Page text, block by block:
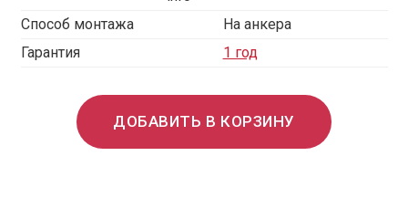
Способ монтажа
На анкера
Гарантия
1 год
ДОБАВИТЬ В КОРЗИНУ